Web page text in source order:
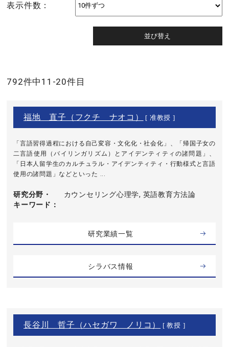
表示件数：
792件中11-20件目
福地 直子（フクチ ナオコ） [ 准教授 ]
「言語習得過程における自己変容・文化化・社会化」、「帰国子女の
二言語使用（バイリンガリズム）とアイデンティティの諸問題」、
「日本人留学生のカルチュラル・アイデンティティ・行動様式と言語
使用の諸問題」などといった ...
研究分野・
キーワード
カウンセリング心理学, 英語教育方法論
研究業績一覧
シラバス情報
長谷川 哲子（ハセガワ ノリコ） [ 教授 ]